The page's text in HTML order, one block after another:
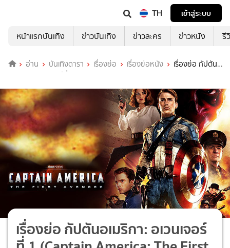
TH
เข้าสู่ระบบ
หน้าแรกบันเทิง
ข่าวบันเทิง ข่าวละคร ข่าวหนัง รี
อ่าน บันเทิงดารา เรื่องย่อ เรื่องย่อหนัง
เรื่องย่อ กัปตัน
อเมริกา: อเวนเจอร์ที่ 1 (Captain America: The First Avenger)
เรื่องย่อ กัปตันอเมริกา: อเวนเจอร์